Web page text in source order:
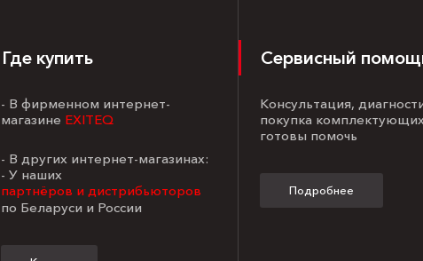
Где купить
- В фирменном интернет-
магазине EXITEQ
- В других интернет-магазинах:
- У наших
партнёров и дистрибьюторов
по Беларуси и России
Сервисный
Консультация,
покупка
готовы помочь
Подробнее